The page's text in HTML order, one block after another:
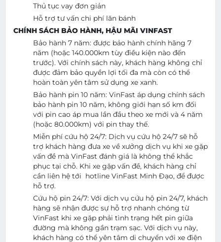
Thủ tục vay đơn giản
Hỗ trợ tư vấn chi phí lăn bánh
CHÍNH SÁCH BẢO HÀNH, HẬU MÃI VINFAST
Bảo hành 7 năm: được bảo hành chính hãng 7
năm (hoặc 140.000km tùy điều kiện nào đến
trước). Với chính sách này, khách hàng không chỉ
được đảm bảo quyền lợi tối đa mà còn có thể
hoàn toàn yên tâm sử dụng xe xanh.
Bảo hành pin 10 năm: VinFast áp dụng chính sách
bảo hành pin 10 năm, không giới hạn số km đối
với pin cao áp mua lần đầu theo xe mới và 4 năm
(hoặc 80.000km) với pin thay thế.
Miễn phí cứu hộ 24/7: Dịch vụ cứu hộ 24/7 sẽ hỗ
trợ khách hàng đưa xe về xưởng dịch vụ khi xe gặp
vấn đề mà VinFast đánh giá là không thể khắc
phục tại chỗ. Khi xe gặp vấn đề, khách hàng chỉ
cần liên hệ tới hotline VinFast Minh Đạo, để được
hỗ trợ.
Cứu hộ pin 24/7: Với dịch vụ cứu hộ pin 24/7, khách
hàng sẽ nhận được sự hỗ trợ nhanh chóng từ
VinFast khi xe gặp phải tình trạng hết pin giữa
đường mà không gần trạm sạc. Với dịch vụ này,
khách hàng có thể yên tâm di chuyển với xe điện